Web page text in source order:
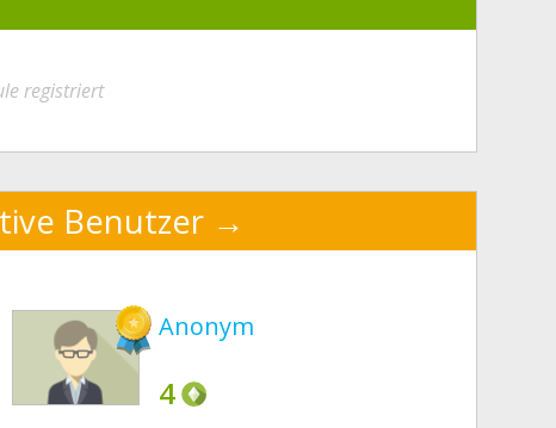
registriert
Benutzer
Anonym
4